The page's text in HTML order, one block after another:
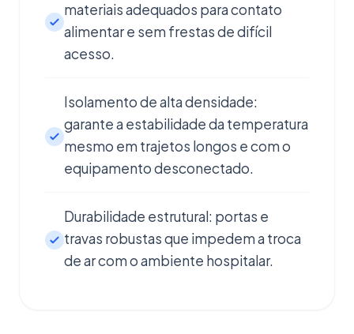
materiais adequados para contato
alimentar e sem frestas de difícil
acesso.
Isolamento de alta densidade:
garante a estabilidade da temperatura
mesmo em trajetos longos e com o
equipamento desconectado.
Durabilidade estrutural: portas e
travas robustas que impedem a troca
de ar com o ambiente hospitalar.